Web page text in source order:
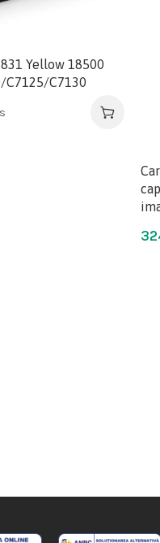
Yellow 18500
C7125/C7130